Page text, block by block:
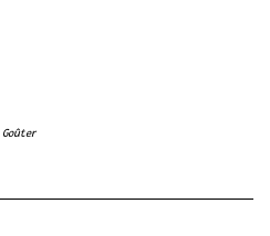
Goûter